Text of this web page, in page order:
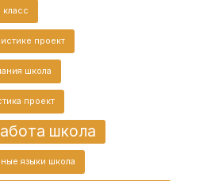
класс
проект
школа
проект
школа
языки школа